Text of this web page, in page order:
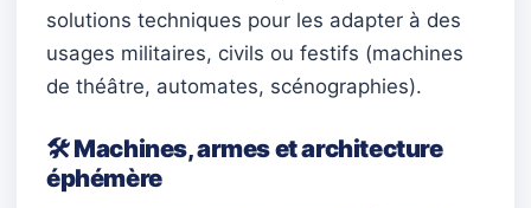
solutions techniques pour les adapter à des
usages militaires, civils ou festifs (machines
de théâtre, automates, scénographies).
🛠️ Machines, armes et architecture
éphémère